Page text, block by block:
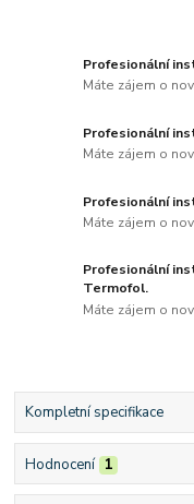
Profesionální
Máte zájem o
Profesionální
Máte zájem o
Profesionální
Máte zájem o
Profesionální
Termofol.
Máte zájem o
Kompletní specifikace
Hodnocení 1